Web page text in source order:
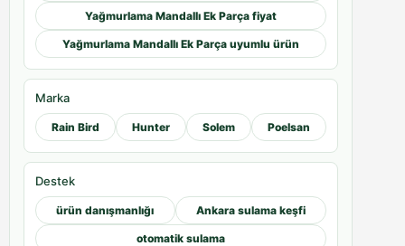
Yağmurlama Mandallı Ek Parça fiyat
Yağmurlama Mandallı Ek Parça uyumlu ürün
Marka
Rain Bird Hunter Solem Poelsan
Destek
ürün danışmanlığı Ankara sulama keşfi
otomatik sulama